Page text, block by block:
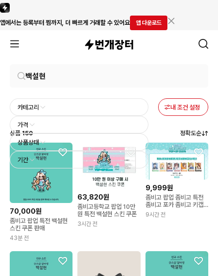
앱에서는 등록부터 찜까지, 더 빠르게 거래할 수 있어요 앱 다운로드
카테고리
가격
상품상태
기간
내 조건 설정
상품 150 정확도순
70,000원
좀비고 팝업 특전 백설현
스킨 쿠폰 판매
43분 전
63,820원
좀비고등학교 팝업 10만
원 특전 백설현 스킨 쿠폰
3시간 전
9,999원
좀비고 팝업 좀비고 특전
좀비고 포카 좀비고 키캡
좀비고 백설현 좀비고 키
9시간 전